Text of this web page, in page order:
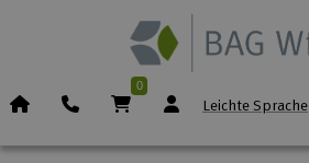
Startseite (Icon)
Telefon Warenkorb
0
Leichte Sprache